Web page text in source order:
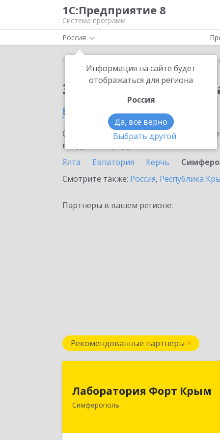
1С:Предприятие 8
Система программ
Россия
Информация на сайте будет
отображаться для региона
Россия
Да, все верно
Выбрать другой
Главная
Заказать
в Симферополе
Ознакомьтесь с информационными
внедрение продукта.
Ялта
Евпатория Керчь
Смотрите также: Россия, Республика
Партнеры в вашем регионе:
Рекомендованные партнеры
Лаборатория Форт Крым
Симферополь
295034, Крым Респ, Симферополь г,
Киевская ул, дом № 79, оф.902